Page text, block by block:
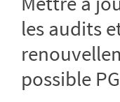
les audits
possible